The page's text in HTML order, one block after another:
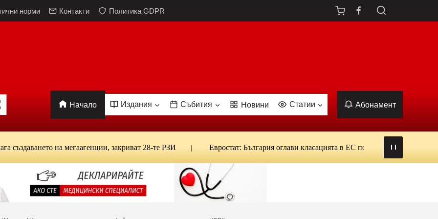
норми Контакти Политика GDPR
Начало Издания Събития Новини Статии Абонамент
на мегаагенции, закриват 28-те РЗИ Евростат: България оглави класацията в ЕС по ежедневна употреба на